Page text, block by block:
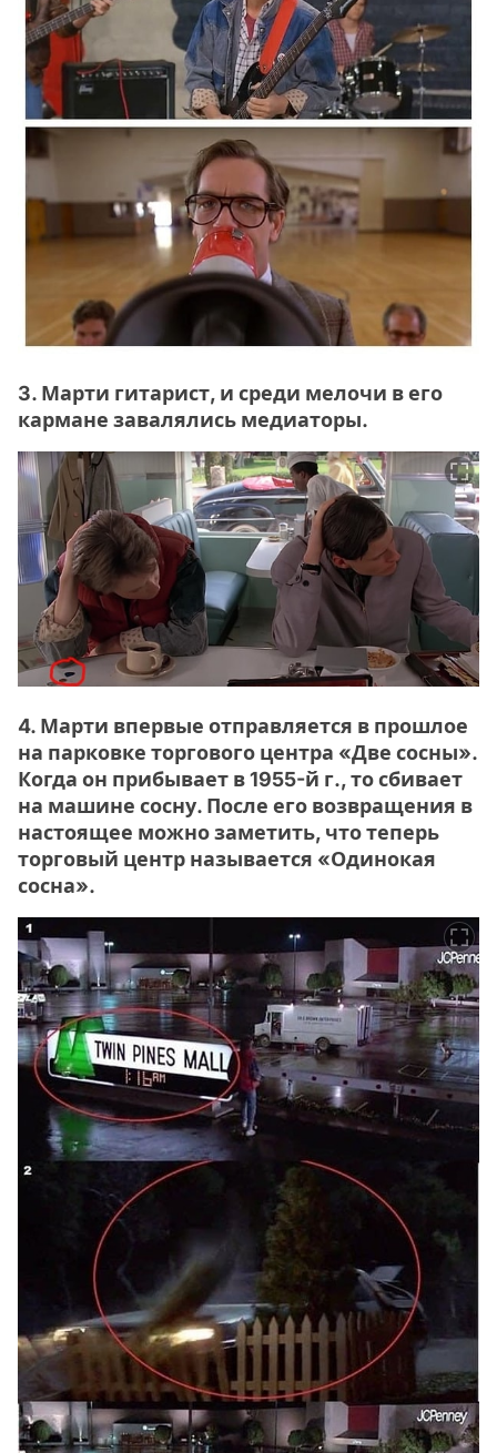
3. Марти гитарист, и среди мелочи в его
кармане завалялись медиаторы.
4. Марти впервые отправляется в прошлое
на парковке торгового центра «Две сосны».
Когда он прибывает в 1955-й г., то сбивает
на машине сосну. После его возвращения в
настоящее можно заметить, что теперь
торговый центр называется «Одинокая
сосна».